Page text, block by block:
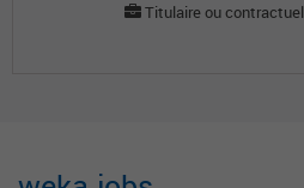
Titulaire ou contractuel